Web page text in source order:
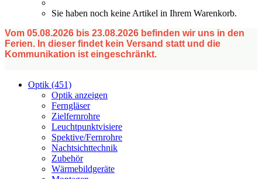
Sie haben noch keine Artikel in Ihrem Warenkorb.
Vom 05.08.2026 bis 23.08.2026 befinden wir uns in den
Ferien. In dieser findet kein Versand statt und die
Kommunikation ist eingeschränkt.
Optik (451)
Optik anzeigen
Ferngläser
Zielfernrohre
Leuchtpunktvisiere
Spektive/Fernrohre
Nachtsichttechnik
Zubehör
Wärmebildgeräte